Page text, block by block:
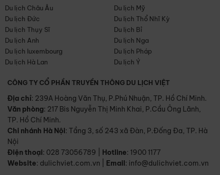
Du lịch Châu Âu
Du lịch Mỹ
Du lịch Đức
Du lịch Thổ Nhĩ Kỳ
Du lịch Thụy Sĩ
Du lịch Bỉ
Du lịch Anh
Du lịch Nga
Du lịch luxembourg
Du lịch Pháp
Du lịch Hà Lan
Du lịch Ý
CÔNG TY CỔ PHẦN TRUYỀN THÔNG DU LỊCH VIỆT
Địa chỉ: 239A Hoàng Văn Thụ, P.Phú Nhuận, TP. Hồ Chí Minh.
Văn phòng: 217 Bis Nguyễn Thị Minh Khai, P.Cầu Ông Lãnh,
TP. Hồ Chí Minh.
Chi nhánh Hà Nội: Tầng 3, số 243 xã Đàn, P.Đống Đa, TP. Hà
Nội
Điện thoại: 028 73056789 Hotline: 1900 1177
Website: dulichviet.com.vn Email: info@dulichviet.com.vn